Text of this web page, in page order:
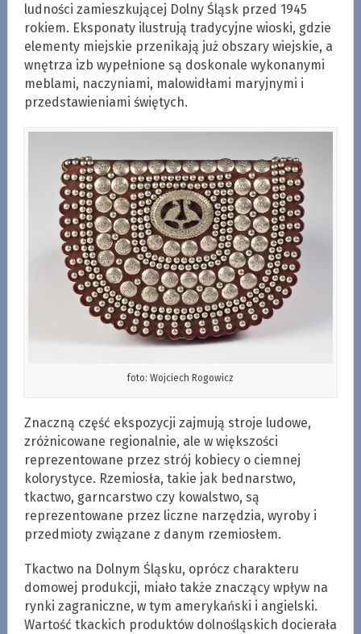
ludności zamieszkującej Dolny Śląsk przed 1945
rokiem. Eksponaty ilustrują tradycyjne wioski, gdzie
elementy miejskie przenikają już obszary wiejskie, a
wnętrza izb wypełnione są doskonale wykonanymi
meblami, naczyniami, malowidłami maryjnymi i
przedstawieniami świętych.
foto: Wojciech Rogowicz
Znaczną część ekspozycji zajmują stroje ludowe,
zróżnicowane regionalnie, ale w większości
reprezentowane przez strój kobiecy o ciemnej
kolorystyce. Rzemiosła, takie jak bednarstwo,
tkactwo, garncarstwo czy kowalstwo, są
reprezentowane przez liczne narzędzia, wyroby i
przedmioty związane z danym rzemiosłem.
Tkactwo na Dolnym Śląsku, oprócz charakteru
domowej produkcji, miało także znaczący wpływ na
rynki zagraniczne, w tym amerykański i angielski.
Wartość tkackich produktów dolnośląskich docierała